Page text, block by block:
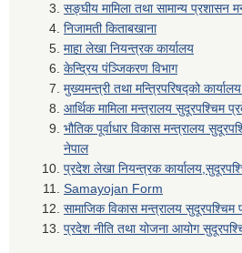
सङ्घीय मामिला तथा सामान्य प्रशासन
निजामती किताबखाना
माहा लेखा नियन्त्रक कार्यालय
केन्द्रिय पंञ्जिकरण विभाग
मुख्यमन्त्री तथा मन्त्रिपरिषद्को
आर्थिक मामिला मन्त्रालय सुदूरपश्चिम
भौतिक पूर्वाधार विकास मन्त्रालय
नेपाल
प्रदेश लेखा नियन्त्रक
Samayojan Form
सामाजिक विकास मन्त्रालय
प्रदेश नीति तथा योजना आयोग